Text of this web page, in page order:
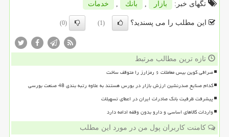
تگهای خبر:
بازار , بانك , خدمات
این مطلب را می پسندید؟ (1)
(0)
تازه ترین مطالب مرتبط
صرافی کوین بیس معاملات ۶ رمزارز را متوقف ساخت
کدام صنایع صدرنشین ارزش بازار در بورس هستند به علاوه رتبه بندی 48 صنعت بورسی
پیشرفت ظرفیت بانک صادرات ایران در اعطای تسهیلات
واردات کالاهای اساسی و دارو بدون وقفه ادامه دارد
کامنت کاربران پول من در مورد این مطلب